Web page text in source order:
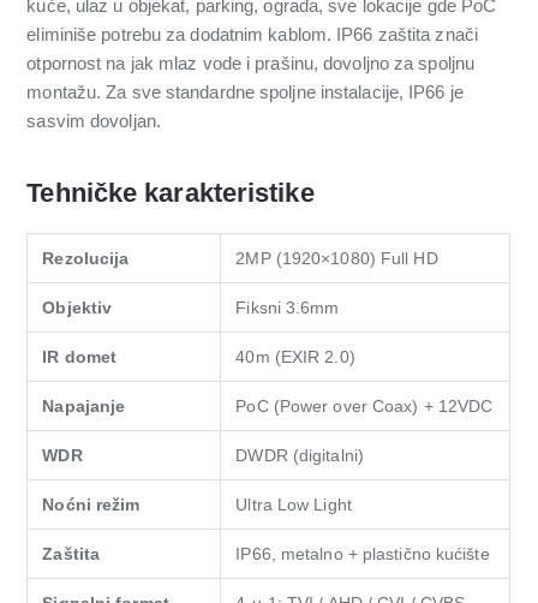
kuće, ulaz u objekat, parking, ograda, sve lokacije gde PoC
eliminiše potrebu za dodatnim kablom. IP66 zaštita znači
otpornost na jak mlaz vode i prašinu, dovoljno za spoljnu
montažu. Za sve standardne spoljne instalacije, IP66 je
sasvim dovoljan.
Tehničke karakteristike
Rezolucija 2MP (1920×1080) Full HD
Objektiv Fiksni 3.6mm
IR domet 40m (EXIR 2.0)
Napajanje PoC (Power over Coax) + 12VDC
WDR DWDR (digitalni)
Noćni režim Ultra Low Light
Zaštita IP66, metalno + plastično kućište